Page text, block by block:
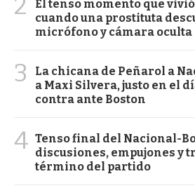
El tenso momento que
cuando una prostituta
micrófono y cámara oculta
3
La chicana de Peñarol a
a Maxi Silvera, justo en el
contra ante Boston
4 Tenso final del Nacional-
discusiones, empujones y
término del partido